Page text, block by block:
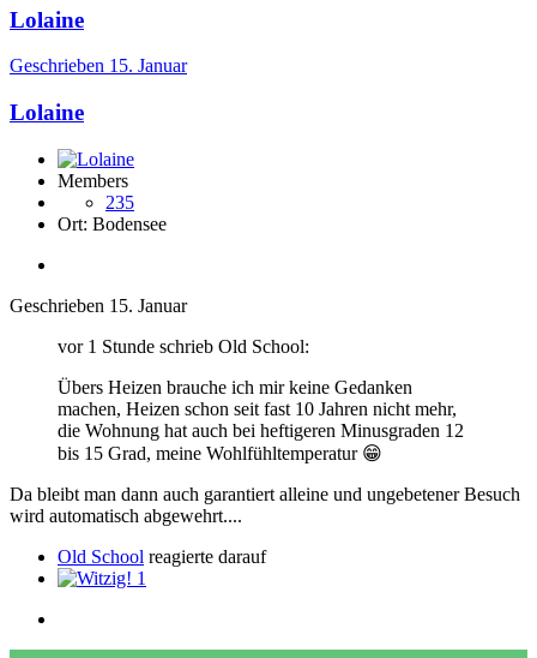
Lolaine
Geschrieben 15. Januar
Lolaine
Members
235
Ort: Bodensee
Geschrieben 15. Januar
vor 1 Stunde schrieb Old School:
Übers Heizen brauche ich mir keine Gedanken
machen, Heizen schon seit fast 10 Jahren nicht mehr,
die Wohnung hat auch bei heftigeren Minusgraden 12
bis 15 Grad, meine Wohlfühltemperatur 😁
Da bleibt man dann auch garantiert alleine und ungebetener Besuch
wird automatisch abgewehrt....
Old School reagierte darauf
1